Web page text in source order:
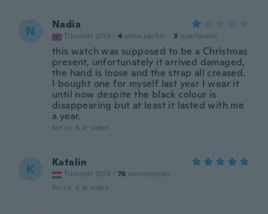
N Nadia
Tilmeldt 2019 · 4 anmeldelser · 3 overførsler
this watch was supposed to be a Christmas
present, unfortunately it arrived damaged,
the hand is loose and the strap all creased.
I bought one for myself last year I wear it
until now despite the black colour is
disappearing but at least it lasted with me
a year.
for ca. 6 år siden
K Katalin
Tilmeldt 2018 · 76 anmeldelser
for ca. 6 år siden